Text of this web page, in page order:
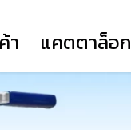
า แคตตาล็อก